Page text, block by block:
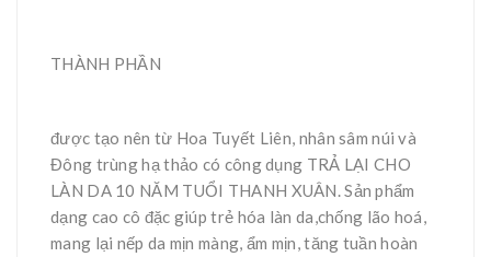
THÀNH PHẦN
được tạo nên từ Hoa Tuyết Liên, nhân sâm núi và
Đông trùng hạ thảo có công dụng TRẢ LẠI CHO
LÀN DA 10 NĂM TUỔI THANH XUÂN. Sản phẩm
dạng cao cô đặc giúp trẻ hóa làn da,chống lão hoá,
mang lại nếp da mịn màng, ẩm mịn, tăng tuần hoàn